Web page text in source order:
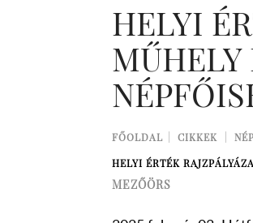
HELYI
MŰHELY
FŐOLDAL CIKKEK
HELYI ÉRTÉK
MEZŐÖRS